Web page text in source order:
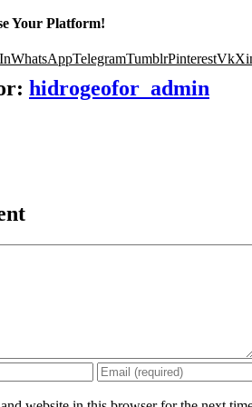
Your Platform!
WhatsAppTelegramTumblrPinterestVk
hidrogeofor_admin